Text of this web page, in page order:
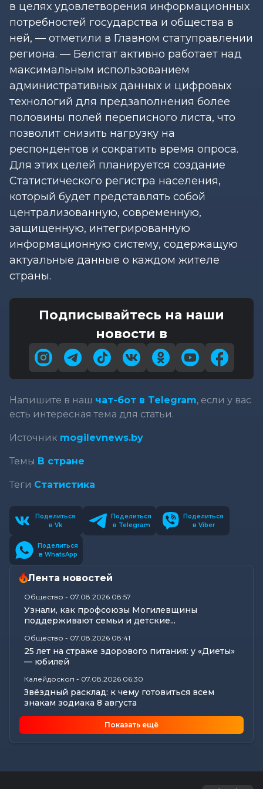
в целях удовлетворения информационных
потребностей государства и общества в
ней, — отметили в Главном статуправлении
региона. — Белстат активно работает над
максимальным использованием
административных данных и цифровых
технологий для предзаполнения более
половины полей переписного листа, что
позволит снизить нагрузку на
респондентов и сократить время опроса.
Для этих целей планируется создание
Статистического регистра населения,
который будет представлять собой
централизованную, современную,
защищенную, интегрированную
информационную систему, содержащую
актуальные данные о каждом жителе
страны.
Подписывайтесь на наши
новости в
Напишите в наш чат-бот в Telegram, если у вас
есть интересная тема для статьи.
Источник mogilevnews.by
Темы В стране
Теги Статистика
Поделиться
в Vk
Поделиться
в Telegram
Поделиться
в Viber
Поделиться
в WhatsApp
Лента новостей
Общество - 07.08.2026 08:57
Узнали, как профсоюзы Могилевщины
поддерживают семьи и детские...
Общество - 07.08.2026 08:41
25 лет на страже здорового питания: у «Диеты»
— юбилей
Калейдоскоп - 07.08.2026 06:30
Звёздный расклад: к чему готовиться всем
знакам зодиака 8 августа
Как Могилевщина принимает молодых врачей
лучших строителей...
Показать ещё